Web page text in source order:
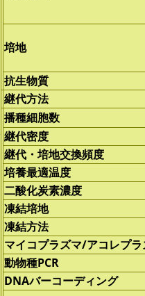
培地
抗生物質
継代方法
播種細胞数
継代密度
継代・培地交換頻度
培養最適温度
二酸化炭素濃度
凍結培地
凍結方法
マイコプラズマ/アコレプラ
動物種PCR
DNAバーコーディング